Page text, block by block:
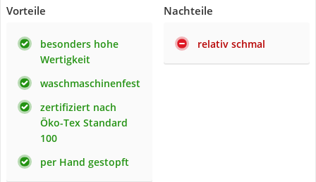
Vorteile
besonders hohe
Wertigkeit
waschmaschinenfest
zertifiziert nach
Öko-Tex Standard
100
per Hand gestopft
Nachteile
relativ schmal